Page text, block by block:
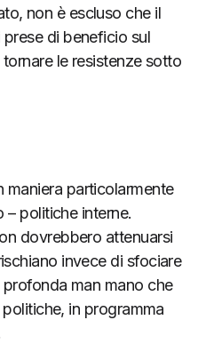
non è escluso che il
di beneficio sul
le resistenze sotto
particolarmente
politiche interne.
dovrebbero attenuarsi
invece di sfociare
man mano che
in programma